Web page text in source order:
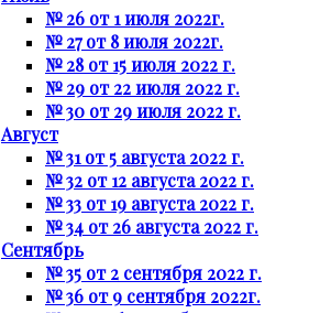
№ 26 от 1 июля 2022г.
№ 27 от 8 июля 2022г.
№ 28 от 15 июля 2022 г.
№ 29 от 22 июля 2022 г.
№ 30 от 29 июля 2022 г.
Август
№ 31 от 5 августа 2022 г.
№ 32 от 12 августа 2022 г.
№ 33 от 19 августа 2022 г.
№ 34 от 26 августа 2022 г.
Сентябрь
№ 35 от 2 сентября 2022 г.
№ 36 от 9 сентября 2022г.